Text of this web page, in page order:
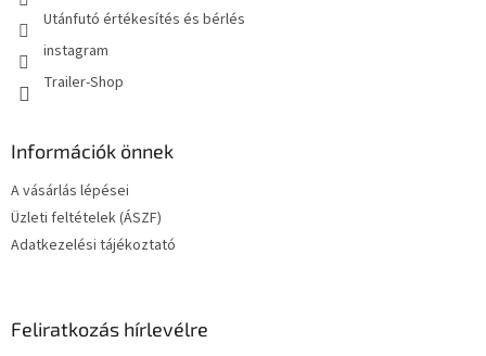
e
Utánfutó értékesítés és bérlés
instagram
Trailer-Shop
Információk önnek
A vásárlás lépései
Üzleti feltételek (ÁSZF)
Adatkezelési tájékoztató
Feliratkozás hírlevélre